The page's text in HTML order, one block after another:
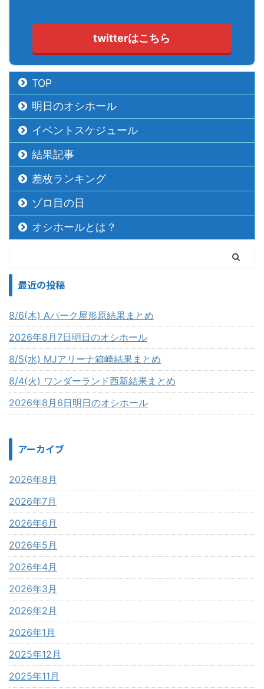
twitterはこちら
TOP
明日のオシホール
イベントスケジュール
結果記事
差枚ランキング
ゾロ目の日
オシホールとは？
最近の投稿
8/6(木) Aパーク屋形原結果まとめ
2026年8月7日明日のオシホール
8/5(水) MJアリーナ箱崎結果まとめ
8/4(火) ワンダーランド西新結果まとめ
2026年8月6日明日のオシホール
アーカイブ
2026年8月
2026年7月
2026年6月
2026年5月
2026年4月
2026年3月
2026年2月
2026年1月
2025年12月
2025年11月